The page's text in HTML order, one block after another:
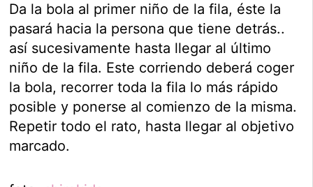
Da la bola al primer niño de la fila, éste la
pasará hacia la persona que tiene detrás..
así sucesivamente hasta llegar al último
niño de la fila. Este corriendo deberá coger
la bola, recorrer toda la fila lo más rápido
posible y ponerse al comienzo de la misma.
Repetir todo el rato, hasta llegar al objetivo
marcado.